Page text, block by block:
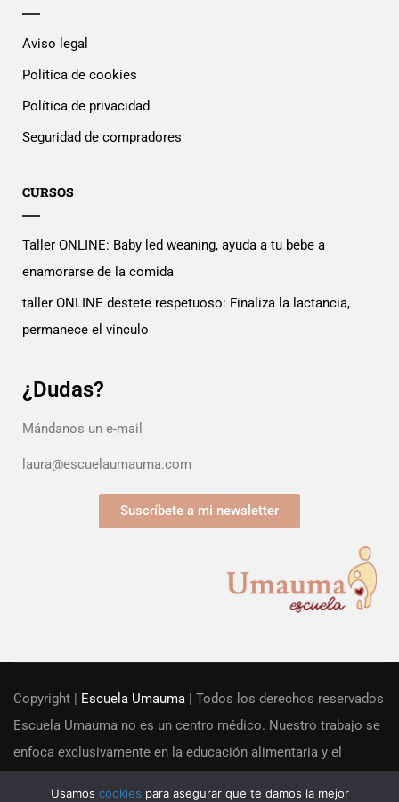
Aviso legal
Política de cookies
Política de privacidad
Seguridad de compradores
CURSOS
Taller ONLINE: Baby led weaning, ayuda a tu bebe a
enamorarse de la comida
taller ONLINE destete respetuoso: Finaliza la lactancia,
permanece el vinculo
¿Dudas?
Mándanos un e-mail
laura@escuelaumauma.com
Suscríbete a mi newsletter
Copyright | Escuela Umauma | Todos los derechos reservados
Escuela Umauma no es un centro médico. Nuestro trabajo se
enfoca exclusivamente en la educación alimentaria y el
Usamos cookies para asegurar que te damos la mejor